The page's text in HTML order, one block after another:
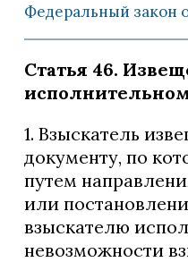
Федеральный закон
Статья 46.
1. Взыскатель
документу, по
путем
или
взыскателю
невозможности